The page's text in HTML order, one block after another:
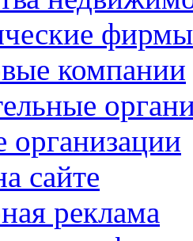
фирмы
компании
организации
сайте
реклама